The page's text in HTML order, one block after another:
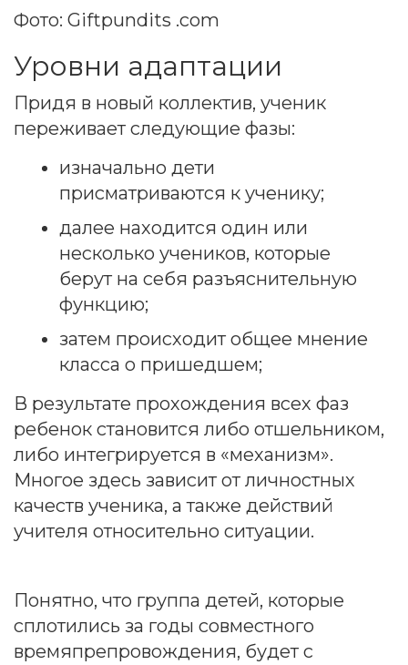
Фото: Giftpundits .com
Уровни адаптации
Придя в новый коллектив, ученик
переживает следующие фазы:
изначально дети
присматриваются к ученику;
далее находится один или
несколько учеников, которые
берут на себя разъяснительную
функцию;
затем происходит общее мнение
класса о пришедшем;
В результате прохождения всех фаз
ребенок становится либо отшельником,
либо интегрируется в «механизм».
Многое здесь зависит от личностных
качеств ученика, а также действий
учителя относительно ситуации.
Понятно, что группа детей, которые
сплотились за годы совместного
времяпрепровождения, будет с